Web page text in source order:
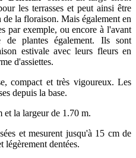
les terrasses et peut ainsi être
la floraison. Mais également en
par exemple, ou encore à l'avant
de plantes également. Ils sont
estivale avec leurs fleurs en
d'assiettes.
compact et très vigoureux. Les
depuis la base.
et la largeur de 1.70 m.
et mesurent jusqu'à 15 cm de
légèrement dentées.